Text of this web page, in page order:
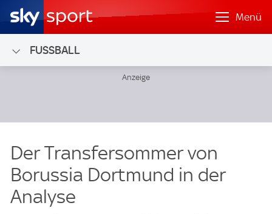
Menü
FUSSBALL
Der Transfersommer von
Borussia Dortmund in der
Analyse